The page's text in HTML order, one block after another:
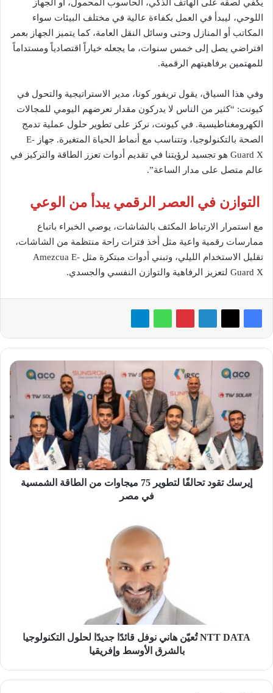
يكفي لصقه على الهاتف الذكي، الحاسوب المحمول، أو الجهاز
اللوحي، ليبدأ في العمل بكفاءة عالية في مختلف البيئات سواء
المكاتب أو المنازل وحتى وسائل النقل العامة، كما يتميز الجهاز بعمر
افتراضي يصل إلى خمس سنوات، ما يجعله خياراً اقتصادياً ومستداماً
للمهتمين برفاهيتهم الرقمية.
وفي هذا السياق، يقول تريفور كونا، مدير الاستراتيجية والتحول في
كيونت: “كثير من الناس لا يدركون مقدار تعرضهم اليومي للمجالات
الكهرومغناطيسية. في كيونت، نركز على تطوير حلول عملية تدمج
الصحة بالتكنولوجيا، وتتناسب مع أنماط الحياة المتغيرة. جهاز E-
Guard X هو تجسيد لرؤيتنا في تقديم أدوات تعزز الطاقة والتركيز في
عالم متصل على مدار الساعة”.
التوازن في العصر الرقمي يبدأ من الوعي
مع استمرار الارتباط المكثف بالشاشات، يوصي الخبراء باتباع
ممارسات رقمية واعية مثل أخذ فترات راحة منتظمة من الشاشات،
تقليل الاستخدام الليلي، وتبني أدوات مبتكرة مثل Amezcua E-
Guard X لتعزيز الرفاهية والتوازن النفسي والجسدي.
إيرسك
تقود
تحالفًا
75
ميجاوات
من
الطاقة
الشمسية
إيرسك تقود تحالفًا لتطوير 75 ميجاوات من الطاقة الشمسية
في مصر
بالشرق
NTT DATA تُعيّن هاني نوفل قائدًا جديدًا لحلول التكنولوجيا
بالشرق الأوسط وإفريقيا